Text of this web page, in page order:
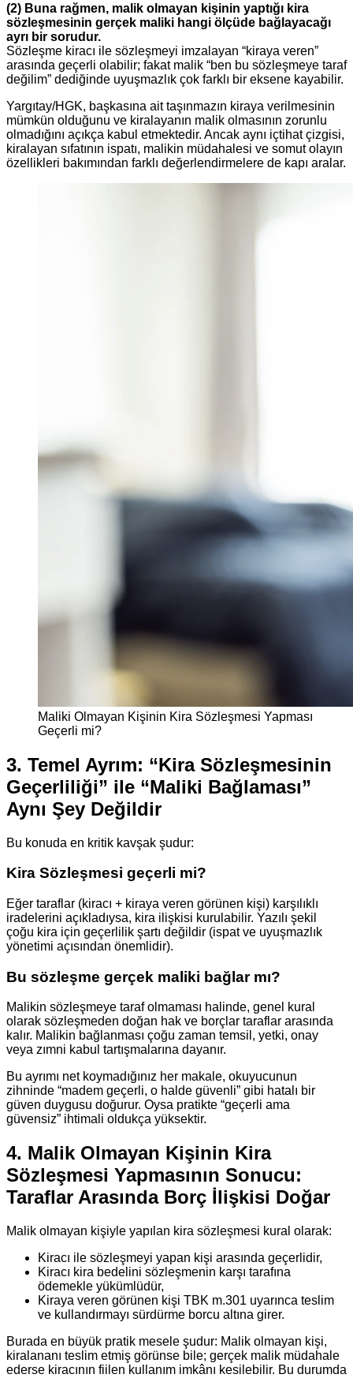
(2) Buna rağmen, malik olmayan kişinin yaptığı kira
sözleşmesinin gerçek maliki hangi ölçüde bağlayacağı
ayrı bir sorudur.
Sözleşme kiracı ile sözleşmeyi imzalayan “kiraya veren”
arasında geçerli olabilir; fakat malik “ben bu sözleşmeye taraf
değilim” dediğinde uyuşmazlık çok farklı bir eksene kayabilir.
Yargıtay/HGK, başkasına ait taşınmazın kiraya verilmesinin
mümkün olduğunu ve kiralayanın malik olmasının zorunlu
olmadığını açıkça kabul etmektedir. Ancak aynı içtihat çizgisi,
kiralayan sıfatının ispatı, malikin müdahalesi ve somut olayın
özellikleri bakımından farklı değerlendirmelere de kapı aralar.
Maliki Olmayan Kişinin Kira Sözleşmesi Yapması
Geçerli mi?
3. Temel Ayrım: “Kira Sözleşmesinin
Geçerliliği” ile “Maliki Bağlaması”
Aynı Şey Değildir
Bu konuda en kritik kavşak şudur:
Kira Sözleşmesi geçerli mi?
Eğer taraflar (kiracı + kiraya veren görünen kişi) karşılıklı
iradelerini açıkladıysa, kira ilişkisi kurulabilir. Yazılı şekil
çoğu kira için geçerlilik şartı değildir (ispat ve uyuşmazlık
yönetimi açısından önemlidir).
Bu sözleşme gerçek maliki bağlar mı?
Malikin sözleşmeye taraf olmaması halinde, genel kural
olarak sözleşmeden doğan hak ve borçlar taraflar arasında
kalır. Malikin bağlanması çoğu zaman temsil, yetki, onay
veya zımni kabul tartışmalarına dayanır.
Bu ayrımı net koymadığınız her makale, okuyucunun
zihninde “madem geçerli, o halde güvenli” gibi hatalı bir
güven duygusu doğurur. Oysa pratikte “geçerli ama
güvensiz” ihtimali oldukça yüksektir.
4. Malik Olmayan Kişinin Kira
Sözleşmesi Yapmasının Sonucu:
Taraflar Arasında Borç İlişkisi Doğar
Malik olmayan kişiyle yapılan kira sözleşmesi kural olarak:
Kiracı ile sözleşmeyi yapan kişi arasında geçerlidir,
Kiracı kira bedelini sözleşmenin karşı tarafına
ödemekle yükümlüdür,
Kiraya veren görünen kişi TBK m.301 uyarınca teslim
ve kullandırmayı sürdürme borcu altına girer.
Burada en büyük pratik mesele şudur: Malik olmayan kişi,
kiralananı teslim etmiş görünse bile; gerçek malik müdahale
ederse kiracının fiilen kullanım imkânı kesilebilir. Bu durumda